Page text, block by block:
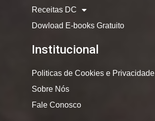
Receitas DC
Dowload E-books Gratuito
Institucional
Politicas de Cookies e Privacidade
Sobre Nós
Fale Conosco